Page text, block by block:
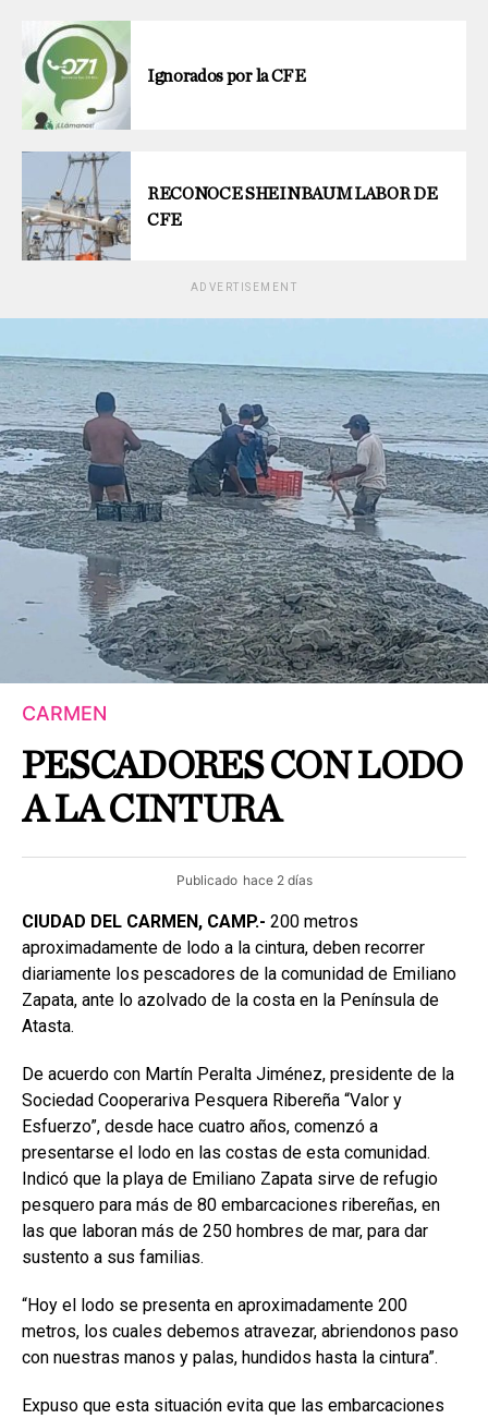
Ignorados por la CFE
RECONOCE SHEINBAUM LABOR DE
CFE
ADVERTISEMENT
CARMEN
PESCADORES CON LODO
A LA CINTURA
Publicado hace 2 días
CIUDAD DEL CARMEN, CAMP.- 200 metros
aproximadamente de lodo a la cintura, deben recorrer
diariamente los pescadores de la comunidad de Emiliano
Zapata, ante lo azolvado de la costa en la Península de
Atasta.
De acuerdo con Martín Peralta Jiménez, presidente de la
Sociedad Cooperariva Pesquera Ribereña “Valor y
Esfuerzo”, desde hace cuatro años, comenzó a
presentarse el lodo en las costas de esta comunidad.
Indicó que la playa de Emiliano Zapata sirve de refugio
pesquero para más de 80 embarcaciones ribereñas, en
las que laboran más de 250 hombres de mar, para dar
sustento a sus familias.
“Hoy el lodo se presenta en aproximadamente 200
metros, los cuales debemos atravezar, abriendonos paso
con nuestras manos y palas, hundidos hasta la cintura”.
Expuso que esta situación evita que las embarcaciones